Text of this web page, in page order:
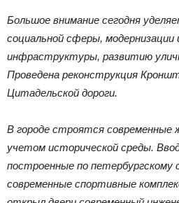
Большое внимание сегодня
социальной сферы, модернизации
инфраструктуры, развитию
Проведена реконструкция
Цитадельской дороги.
В городе строятся современные
учетом исторической среды.
построенные по петербургскому
современные спортивные